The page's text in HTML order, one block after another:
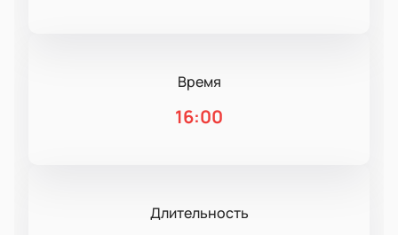
Время
16:00
Длительность